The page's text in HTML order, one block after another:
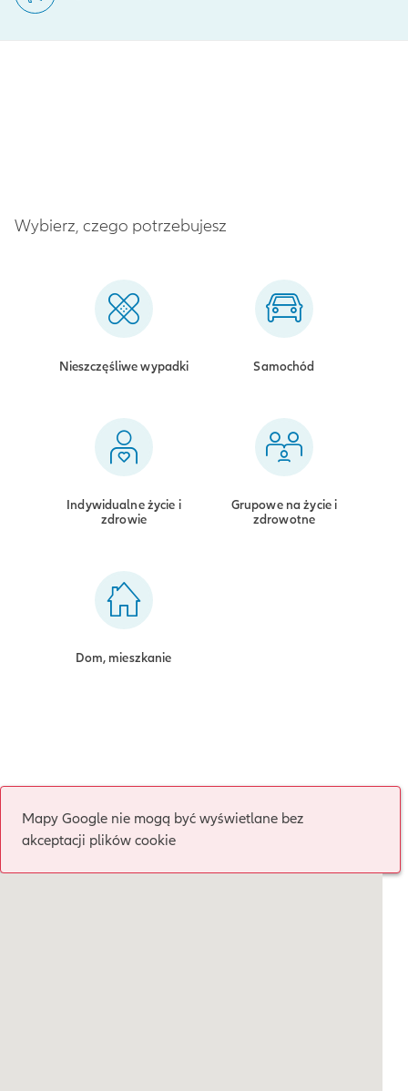
Wybierz, czego potrzebujesz
Nieszczęśliwe wypadki Samochód
Indywidualne życie i
zdrowie
Grupowe na życie i
zdrowotne
Dom, mieszkanie
Mapy Google nie mogą być wyświetlane bez
akceptacji plików cookie